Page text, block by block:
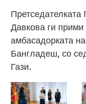
Давкова ги
амбасадорката
Бангладеш, со
Гази.